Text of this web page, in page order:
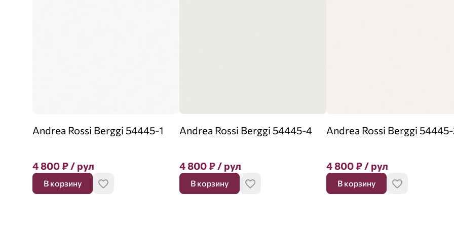
Andrea Rossi Berggi 54445-1
4 800₽/ рул
В корзину
Andrea Rossi Berggi 54445-4
4 800₽/ рул
В корзину
Andrea Rossi Berggi
4 800₽/ рул
В корзину